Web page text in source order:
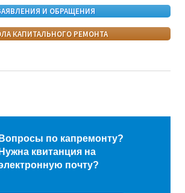
И ОБРАЩЕНИЯ
КАПИТАЛЬНОГО РЕМОНТА
Вопросы по капремонту?
Нужна квитанция на
почту?